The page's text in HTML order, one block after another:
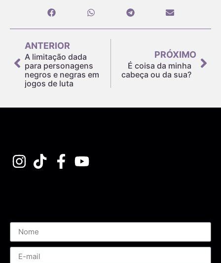
ANTERIOR
A limitação dada
para personagens
negros e negras em
jogos de luta
PRÓXIMO
É coisa da minha
cabeça ou da sua?